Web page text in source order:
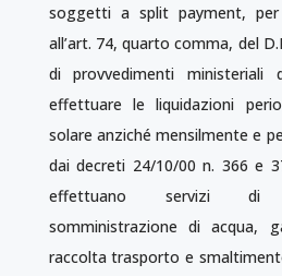
soggetti a split payment,
all’art. 74, quarto comma, del
di provvedimenti ministeriali
effettuare le liquidazioni
solare anziché mensilmente e
dai decreti 24/10/00 n. 366 e
effettuano servizi di
somministrazione di acqua,
raccolta trasporto e